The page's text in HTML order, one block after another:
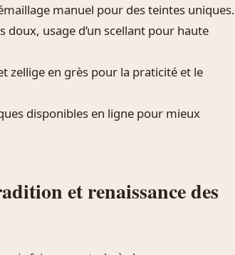
manuel pour des teintes uniques.
usage d’un scellant pour haute
zellige en grès pour la praticité et le
disponibles en ligne pour mieux
et renaissance des